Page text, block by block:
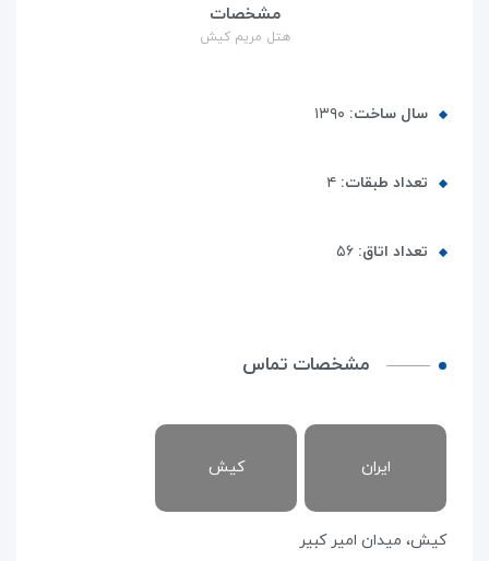
مشخصات
هتل مریم کیش
سال ساخت: ۱۳۹۰
تعداد طبقات: ۴
تعداد اتاق: ۵۶
مشخصات تماس
ایران کیش
كيش، ميدان امير كبير